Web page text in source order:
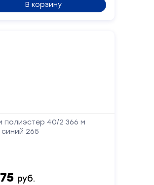
В корзину
полиэстер 40/2 366 м
синий 265
руб.